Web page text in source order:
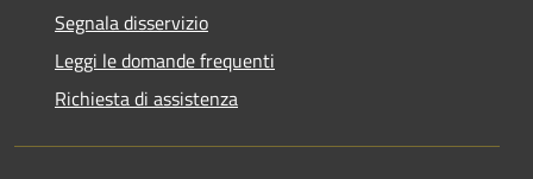
Segnala disservizio
Leggi le domande frequenti
Richiesta di assistenza